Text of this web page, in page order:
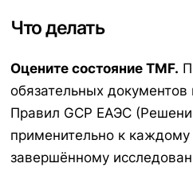
Что делать
Оцените состояние TMF.
обязательных документов
Правил GCP ЕАЭС
применительно к каждому
завершённому